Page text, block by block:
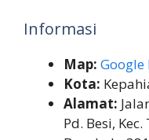
Informasi
Map: Google
Kota:
Alamat:
Pd. Besi,